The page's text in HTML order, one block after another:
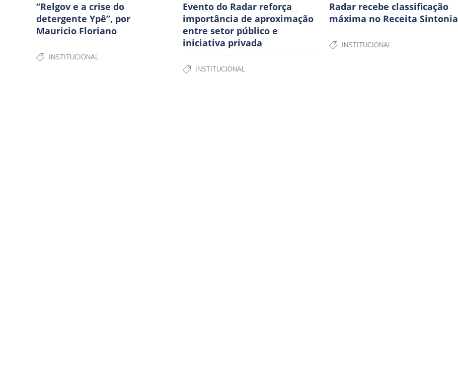
“Relgov e a crise do
detergente Ypê”, por
Mauricio Floriano
INSTITUCIONAL
Evento do Radar reforça
importância de aproximação
entre setor público e
iniciativa privada
INSTITUCIONAL
Radar recebe classificação
máxima no Receita Sintonia
INSTITUCIONAL